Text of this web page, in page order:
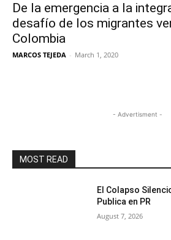
De la emergencia a la
desafío de los migrantes
Colombia
MARCOS TEJEDA - March 1, 2020
- Advertisment -
MOST READ
El Colapso
Publica en PR
August 7, 2026